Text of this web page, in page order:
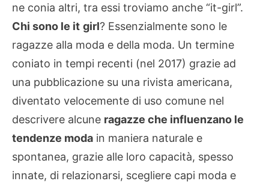
ne conia altri, tra essi troviamo anche “it-girl”.
Chi sono le it girl? Essenzialmente sono le
ragazze alla moda e della moda. Un termine
coniato in tempi recenti (nel 2017) grazie ad
una pubblicazione su una rivista americana,
diventato velocemente di uso comune nel
descrivere alcune ragazze che influenzano le
tendenze moda in maniera naturale e
spontanea, grazie alle loro capacità, spesso
innate, di relazionarsi, scegliere capi moda e